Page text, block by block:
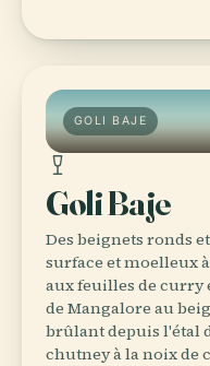
GOLI BAJE
Goli Baje
Des beignets ronds
surface et moelleux
aux feuilles de curry
de Mangalore au
brûlant depuis l'étal
chutney à la noix de